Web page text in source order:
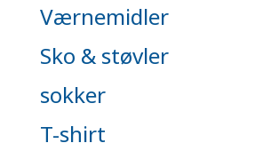
Værnemidler
Sko & støvler
sokker
T-shirt